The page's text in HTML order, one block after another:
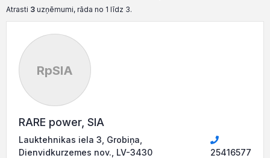
Atrasti 3 uzņēmumi, rāda no 1 līdz 3.
RpSIA
RARE power, SIA
Lauktehnikas iela 3, Grobiņa,
Dienvidkurzemes nov., LV-3430
25416577